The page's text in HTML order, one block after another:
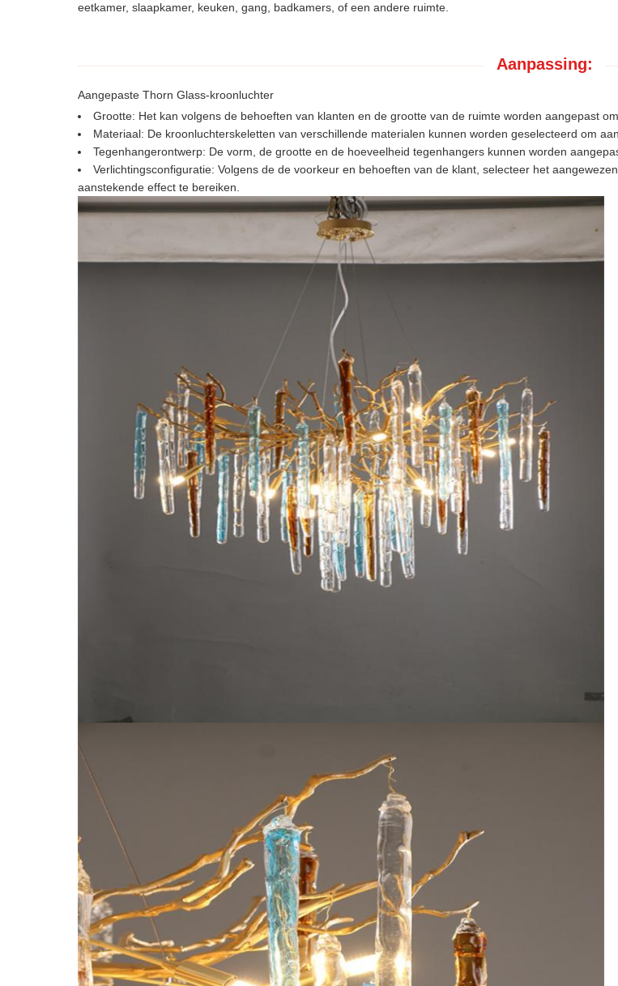
eetkamer, slaapkamer, keuken, gang, badkamers, of een andere ruimte.
Aanpassing:
Aangepaste Thorn Glass-kroonluchter
Grootte: Het kan volgens de behoeften van klanten en de grootte van de ruimte worden aangepast
Materiaal: De kroonluchterskeletten van verschillende materialen kunnen worden geselecteerd om
Tegenhangerontwerp: De vorm, de grootte en de hoeveelheid tegenhangers kunnen worden
Verlichtingsconfiguratie: Volgens de de voorkeur en behoeften van de klant, selecteer het
aanstekende effect te bereiken.